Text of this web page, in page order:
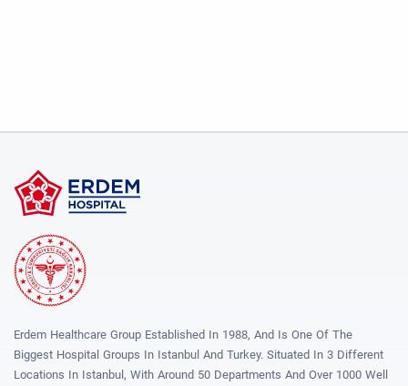
Erdem Healthcare Group Established In 1988, And Is One Of The
Biggest Hospital Groups In Istanbul And Turkey. Situated In 3 Different
Locations In Istanbul, With Around 50 Departments And Over 1000 Well